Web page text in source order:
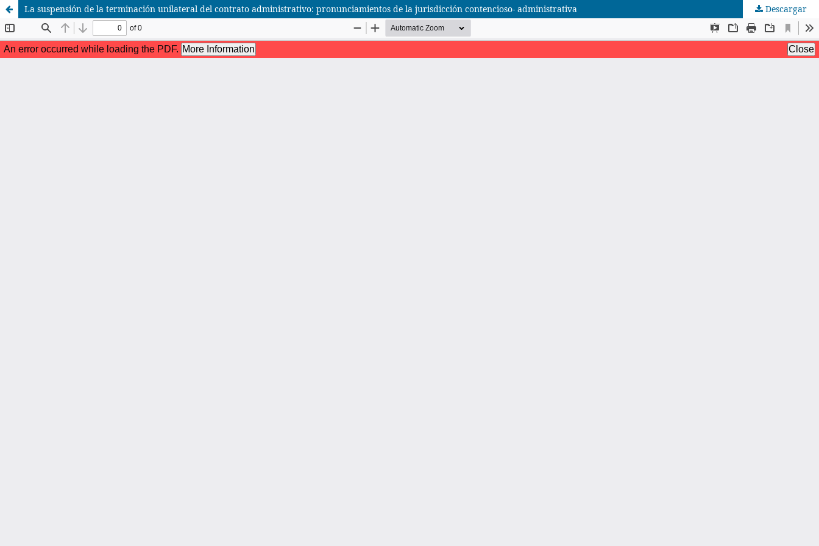
La suspensión de la terminación unilateral del contrato administrativo: pronunciamientos de la jurisdicción contencioso- administrativa Descargar